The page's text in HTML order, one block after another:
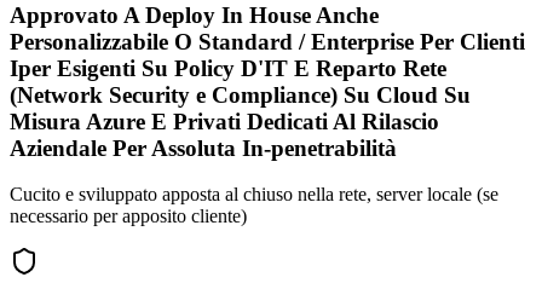
Approvato A Deploy In House Anche
Personalizzabile O Standard / Enterprise Per Clienti
Iper Esigenti Su Policy D'IT E Reparto Rete
(Network Security e Compliance) Su Cloud Su
Misura Azure E Privati Dedicati Al Rilascio
Aziendale Per Assoluta In-penetrabilità
Cucito e sviluppato apposta al chiuso nella rete, server locale (se
necessario per apposito cliente)